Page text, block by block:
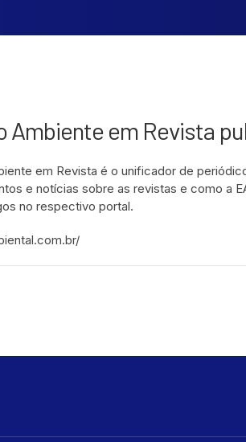
Ambiente em Revista
em Revista é o unificador de
e notícias sobre as revistas e como a
no respectivo portal.